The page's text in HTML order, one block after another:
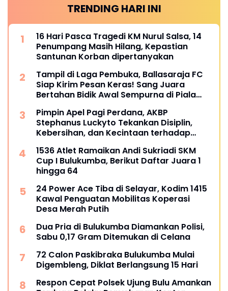
TRENDING HARI INI
16 Hari Pasca Tragedi KM Nurul Salsa, 14
Penumpang Masih Hilang, Kepastian
Santunan Korban dipertanyakan
Tampil di Laga Pembuka, Ballasaraja FC
Siap Kirim Pesan Keras! Sang Juara
Bertahan Bidik Awal Sempurna di Piala
Pimpin Apel Pagi Perdana, AKBP
Stephanus Luckyto Tekankan Disiplin,
Kebersihan, dan Kecintaan terhadap
1536 Atlet Ramaikan Andi Sukriadi SKM
Cup I Bulukumba, Berikut Daftar Juara 1
hingga 64
24 Power Ace Tiba di Selayar, Kodim 1415
Kawal Penguatan Mobilitas Koperasi
Desa Merah Putih
Dua Pria di Bulukumba Diamankan Polisi,
Sabu 0,17 Gram Ditemukan di Celana
72 Calon Paskibraka Bulukumba Mulai
Digembleng, Diklat Berlangsung 15 Hari
Respon Cepat Polsek Ujung Bulu Amankan